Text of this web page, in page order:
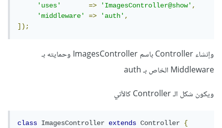
'uses'
=> 'ImagesController@show',
'middleware'
=> 'auth',
]);
وإنشاء Controller باسم ImagesController وحمايته بـ
Middleware الخاص بـ auth
ويكون شكل الـ Controller كالآتي
class ImagesController extends Controller {